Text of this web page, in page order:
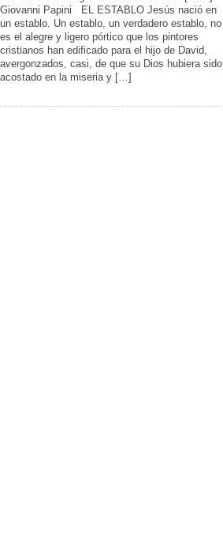
Giovanni Papini EL ESTABLO Jesús nació en
un establo. Un establo, un verdadero establo, no
es el alegre y ligero pórtico que los pintores
cristianos han edificado para el hijo de David,
avergonzados, casi, de que su Dios hubiera sido
acostado en la miseria y […]